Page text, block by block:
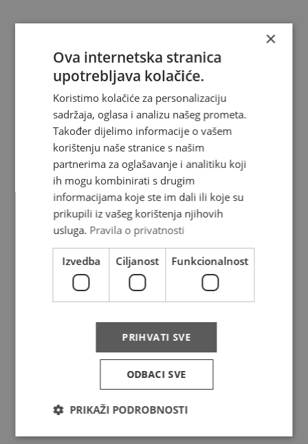
Where do we deliver
News
Contact
Complaints
Privacy policy
Services
×
Ova internetska stranica
upotrebljava kolačiće.
Koristimo kolačiće za personalizaciju
sadržaja, oglasa i analizu našeg prometa.
Također dijelimo informacije o vašem
korištenju naše stranice s našim
partnerima za oglašavanje i analitiku koji
ih mogu kombinirati s drugim
informacijama koje ste im dali ili koje su
prikupili iz vašeg korištenja njihovih
usluga. Pravila o privatnosti
Izvedba Ciljanost Funkcionalnost
PRIHVATI SVE
ODBACI SVE
PRIKAŽI PODROBNOSTI